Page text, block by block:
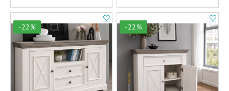
-22% -22%